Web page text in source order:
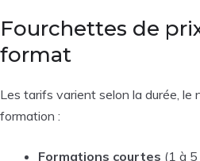
Fourchettes de
format
Les tarifs varient selon la durée, le
formation :
Formations courtes (1 à